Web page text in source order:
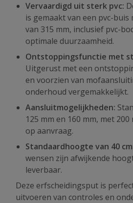
Vervaardigd uit sterk pvc:
is gemaakt van een pvc-
van 315 mm, inclusief pvc-
optimale duurzaamheid.
Ontstoppingsfunctie met
Uitgerust met een
en voorzien van
onderhoud vergemakkelijkt.
Aansluitmogelijkheden:
125 mm en 160 mm, met
op aanvraag.
Standaardhoogte van 40
wensen zijn afwijkende
leverbaar.
Deze erfscheidingsput is
uitvoeren van controles en